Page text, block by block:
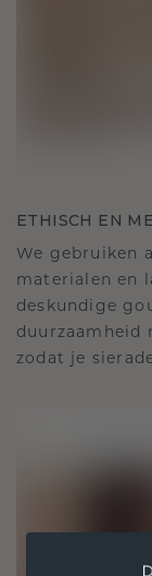
ETHISCH EN
We gebruiken
materialen en
deskundige
duurzaamheid
zodat je